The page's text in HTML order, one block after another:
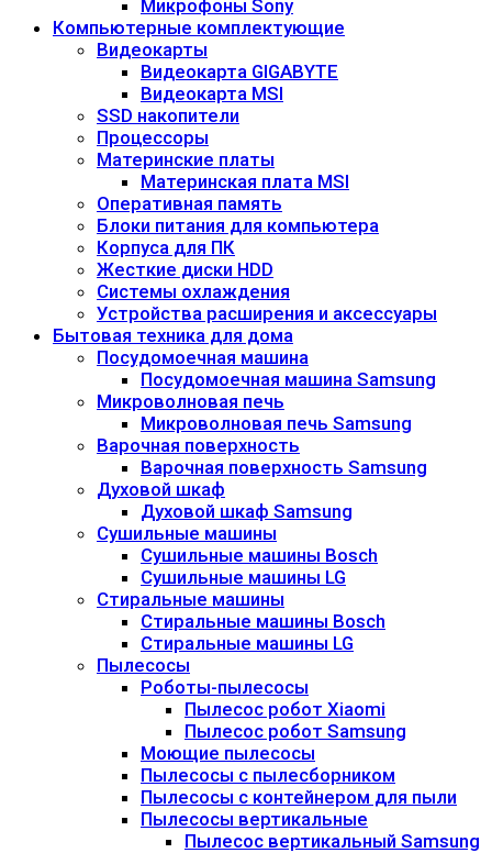
Микрофоны Sony
Компьютерные комплектующие
Видеокарты
Видеокарта GIGABYTE
Видеокарта MSI
SSD накопители
Процессоры
Материнские платы
Материнская плата MSI
Оперативная память
Блоки питания для компьютера
Корпуса для ПК
Жесткие диски HDD
Системы охлаждения
Устройства расширения и аксессуары
Бытовая техника для дома
Посудомоечная машина
Посудомоечная машина Samsung
Микроволновая печь
Микроволновая печь Samsung
Варочная поверхность
Варочная поверхность Samsung
Духовой шкаф
Духовой шкаф Samsung
Сушильные машины
Сушильные машины Bosch
Сушильные машины LG
Стиральные машины
Стиральные машины Bosch
Стиральные машины LG
Пылесосы
Роботы-пылесосы
Пылесос робот Xiaomi
Пылесос робот Samsung
Моющие пылесосы
Пылесосы с пылесборником
Пылесосы с контейнером для пыли
Пылесосы вертикальные
Пылесос вертикальный Samsung